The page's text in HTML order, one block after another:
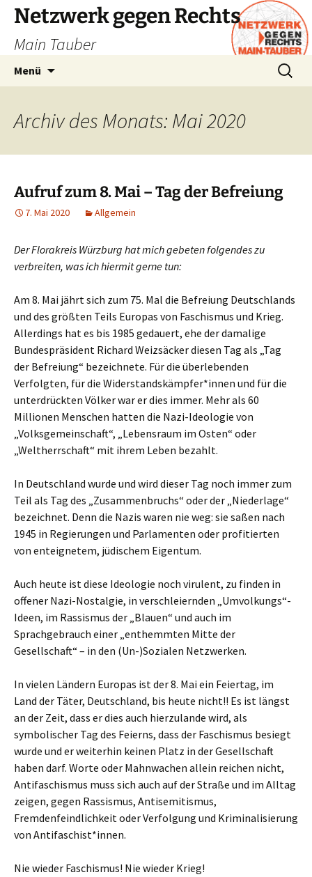
Zum
Inhalt
springen
Netzwerk gegen Rechts
Main Tauber
Menü
Suchen
nach:
Archiv des Monats: Mai 2020
Aufruf zum 8. Mai – Tag der Befreiung
7. Mai 2020 Allgemein
Der Florakreis Würzburg hat mich gebeten folgendes zu
verbreiten, was ich hiermit gerne tun:
Am 8. Mai jährt sich zum 75. Mal die Befreiung Deutschlands
und des größten Teils Europas von Faschismus und Krieg.
Allerdings hat es bis 1985 gedauert, ehe der damalige
Bundespräsident Richard Weizsäcker diesen Tag als „Tag
der Befreiung“ bezeichnete. Für die überlebenden
Verfolgten, für die Widerstandskämpfer*innen und für die
unterdrückten Völker war er dies immer. Mehr als 60
Millionen Menschen hatten die Nazi-Ideologie von
„Volksgemeinschaft“, „Lebensraum im Osten“ oder
„Weltherrschaft“ mit ihrem Leben bezahlt.
In Deutschland wurde und wird dieser Tag noch immer zum
Teil als Tag des „Zusammenbruchs“ oder der „Niederlage“
bezeichnet. Denn die Nazis waren nie weg: sie saßen nach
1945 in Regierungen und Parlamenten oder profitierten
von enteignetem, jüdischem Eigentum.
Auch heute ist diese Ideologie noch virulent, zu finden in
offener Nazi-Nostalgie, in verschleiernden „Umvolkungs“-
Ideen, im Rassismus der „Blauen“ und auch im
Sprachgebrauch einer „enthemmten Mitte der
Gesellschaft“ – in den (Un-)Sozialen Netzwerken.
In vielen Ländern Europas ist der 8. Mai ein Feiertag, im
Land der Täter, Deutschland, bis heute nicht!! Es ist längst
an der Zeit, dass er dies auch hierzulande wird, als
symbolischer Tag des Feierns, dass der Faschismus besiegt
wurde und er weiterhin keinen Platz in der Gesellschaft
haben darf. Worte oder Mahnwachen allein reichen nicht,
Antifaschismus muss sich auch auf der Straße und im Alltag
zeigen, gegen Rassismus, Antisemitismus,
Fremdenfeindlichkeit oder Verfolgung und Kriminalisierung
von Antifaschist*innen.
Nie wieder Faschismus! Nie wieder Krieg!